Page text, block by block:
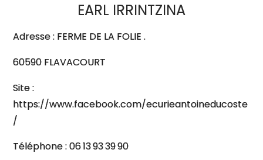
EARL IRRINTZINA
Adresse : FERME DE LA FOLIE .
60590 FLAVACOURT
Site :
https://www.facebook.com/ecurieantoineducoste
/
Téléphone : 06 13 93 39 90